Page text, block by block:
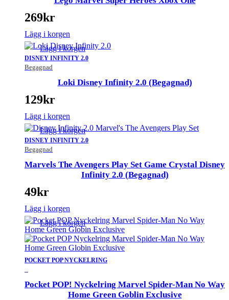
269kr
Lägg i korgen
DISNEY INFINITY 2.0
Begagnad
Lägg i korgen
Loki Disney Infinity 2.0 (Begagnad)
129kr
Lägg i korgen
DISNEY INFINITY 2.0
Begagnad
Lägg i korgen
Marvels The Avengers Play Set Game Crystal Disney
Infinity 2.0 (Begagnad)
49kr
Lägg i korgen
POCKET POP NYCKELRING
Lägg i korgen
Pocket POP! Nyckelring Marvel Spider-Man No Way
Home Green Goblin Exclusive